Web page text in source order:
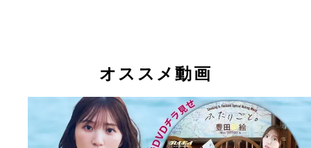
オススメ動画